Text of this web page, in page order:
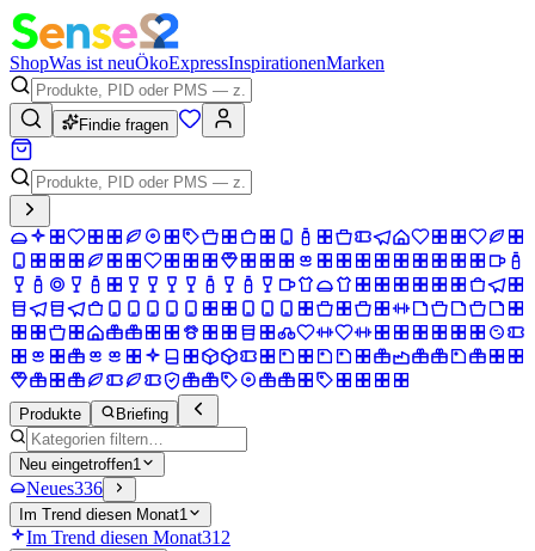
ShopWas ist neuÖkoExpressInspirationenMarken
Findie fragen
Produkte Briefing
Neu eingetroffen1
Neues336
Im Trend diesen Monat1
Im Trend diesen Monat312